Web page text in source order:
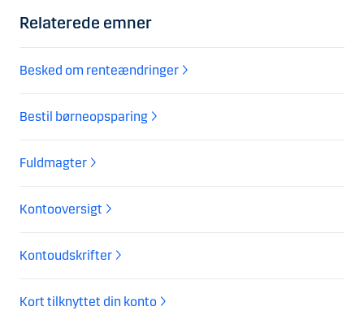
Relaterede emner
Besked om renteændringer
Bestil børneopsparing
Fuldmagter
Kontooversigt
Kontoudskrifter
Kort tilknyttet din konto